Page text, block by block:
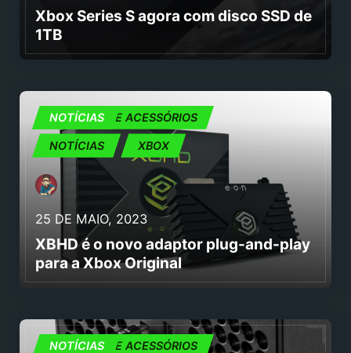
Xbox Series S agora com disco SSD de
1TB
CONSOLAS E ACESSÓRIOS
NOTÍCIAS XBOX
25 DE MAIO, 2023
XBHD é o novo adaptor plug-and-play
para a Xbox Original
NOTÍCIAS
CONSOLAS E ACESSÓRIOS
NOTÍCIAS